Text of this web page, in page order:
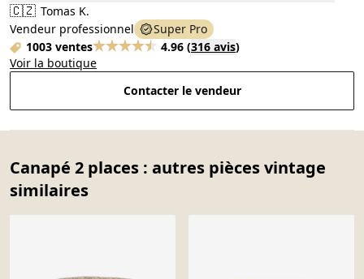
🇨🇿 Tomas K.
Vendeur professionnel
Super Pro
1003 ventes
4.96 (316 avis)
Voir la boutique
Contacter le vendeur
Canapé 2 places : autres pièces vintage
similaires